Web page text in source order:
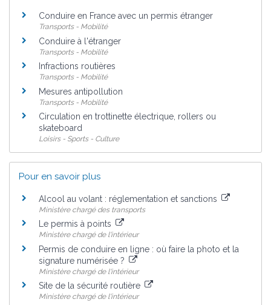
Conduire en France avec un permis étranger
Transports - Mobilité
Conduire à l'étranger
Transports - Mobilité
Infractions routières
Transports - Mobilité
Mesures antipollution
Transports - Mobilité
Circulation en trottinette électrique, rollers ou
skateboard
Loisirs - Sports - Culture
Pour en savoir plus
Alcool au volant : réglementation et sanctions
Ministère chargé des transports
Le permis à points
Ministère chargé de l'intérieur
Permis de conduire en ligne : où faire la photo et la
signature numérisée ?
Ministère chargé de l'intérieur
Site de la sécurité routière
Ministère chargé de l'intérieur